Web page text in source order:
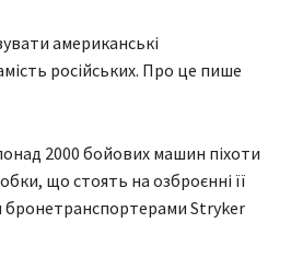
американські
російських. Про це пише
2000 бойових машин піхоти
що стоять на озброєнні її
бронетранспортерами Stryker